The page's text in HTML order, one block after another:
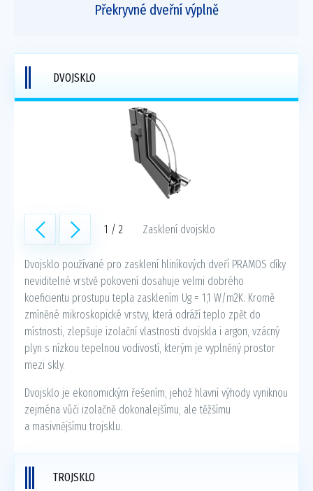
Překryvné dveřní výplně
DVOJSKLO
1 / 2 Zasklení dvojsklo
Dvojsklo používané pro zasklení hliníkových dveří PRAMOS díky
neviditelné vrstvě pokovení dosahuje velmi dobrého
koeficientu prostupu tepla zasklením Ug = 1,1 W/m2K. Kromě
zmíněné mikroskopické vrstvy, která odráží teplo zpět do
místnosti, zlepšuje izolační vlastnosti dvojskla i argon, vzácný
plyn s nízkou tepelnou vodivostí, kterým je vyplněný prostor
mezi skly.
Dvojsklo je ekonomickým řešením, jehož hlavní výhody vyniknou
zejména vůči izolačně dokonalejšímu, ale těžšímu
a masivnějšímu trojsklu.
TROJSKLO